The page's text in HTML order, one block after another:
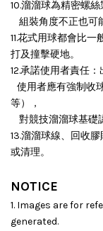
10.溜溜球為精密螺
組裝角度不正也可
11.花式用球都會比
打及撞擊硬地。
12.承諾使用者責任
使用者應有強制收
等），
對競技溜溜球基礎
13.溜溜球線、回收
或清理。
NOTICE
1. Images are for
generated.